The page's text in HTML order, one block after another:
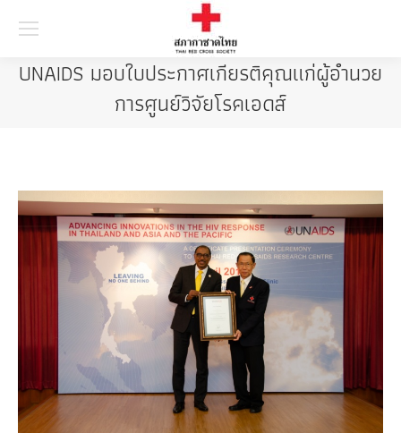
UNAIDS มอบใบประกาศเกียรติคุณแก่ผู้อำนวย
การศูนย์วิจัยโรคเอดส์